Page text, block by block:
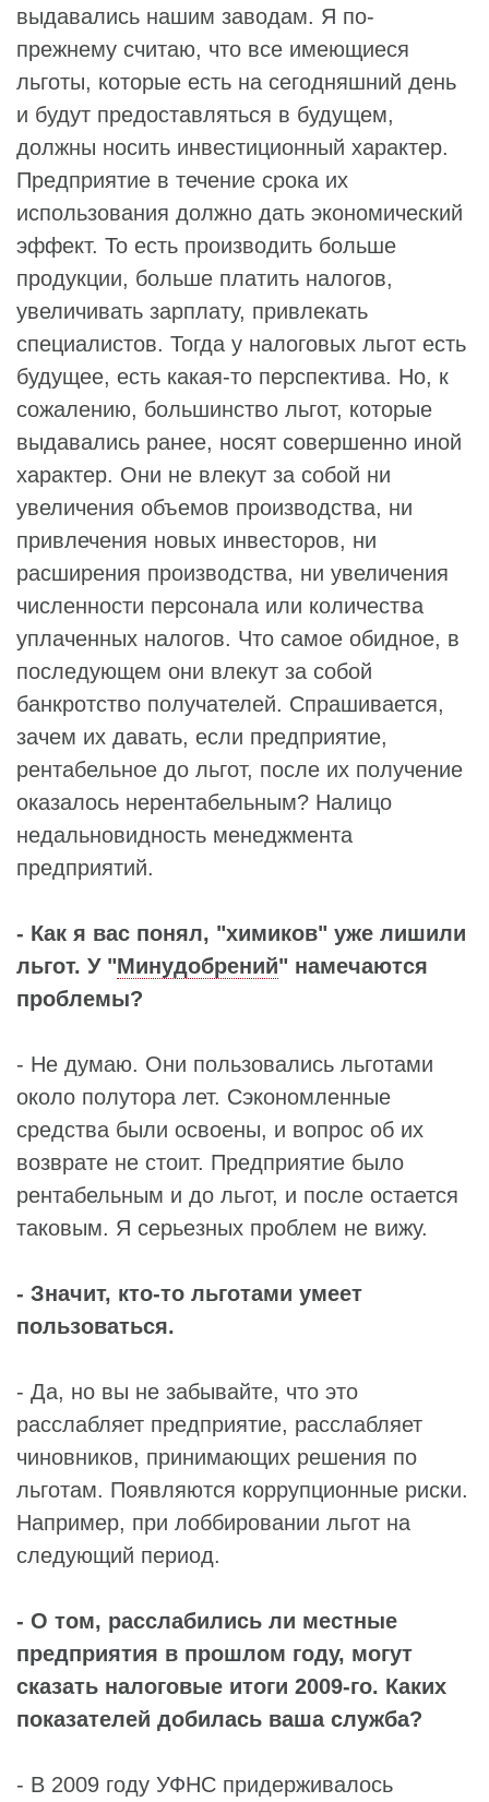
выдавались нашим заводам. Я по-
прежнему считаю, что все имеющиеся
льготы, которые есть на сегодняшний день
и будут предоставляться в будущем,
должны носить инвестиционный характер.
Предприятие в течение срока их
использования должно дать экономический
эффект. То есть производить больше
продукции, больше платить налогов,
увеличивать зарплату, привлекать
специалистов. Тогда у налоговых льгот есть
будущее, есть какая-то перспектива. Но, к
сожалению, большинство льгот, которые
выдавались ранее, носят совершенно иной
характер. Они не влекут за собой ни
увеличения объемов производства, ни
привлечения новых инвесторов, ни
расширения производства, ни увеличения
численности персонала или количества
уплаченных налогов. Что самое обидное, в
последующем они влекут за собой
банкротство получателей. Спрашивается,
зачем их давать, если предприятие,
рентабельное до льгот, после их получение
оказалось нерентабельным? Налицо
недальновидность менеджмента
предприятий.
- Как я вас понял, "химиков" уже лишили
льгот. У "Минудобрений" намечаются
проблемы?
- Не думаю. Они пользовались льготами
около полутора лет. Сэкономленные
средства были освоены, и вопрос об их
возврате не стоит. Предприятие было
рентабельным и до льгот, и после остается
таковым. Я серьезных проблем не вижу.
- Значит, кто-то льготами умеет
пользоваться.
- Да, но вы не забывайте, что это
расслабляет предприятие, расслабляет
чиновников, принимающих решения по
льготам. Появляются коррупционные риски.
Например, при лоббировании льгот на
следующий период.
- О том, расслабились ли местные
предприятия в прошлом году, могут
сказать налоговые итоги 2009-го. Каких
показателей добилась ваша служба?
- В 2009 году УФНС придерживалось